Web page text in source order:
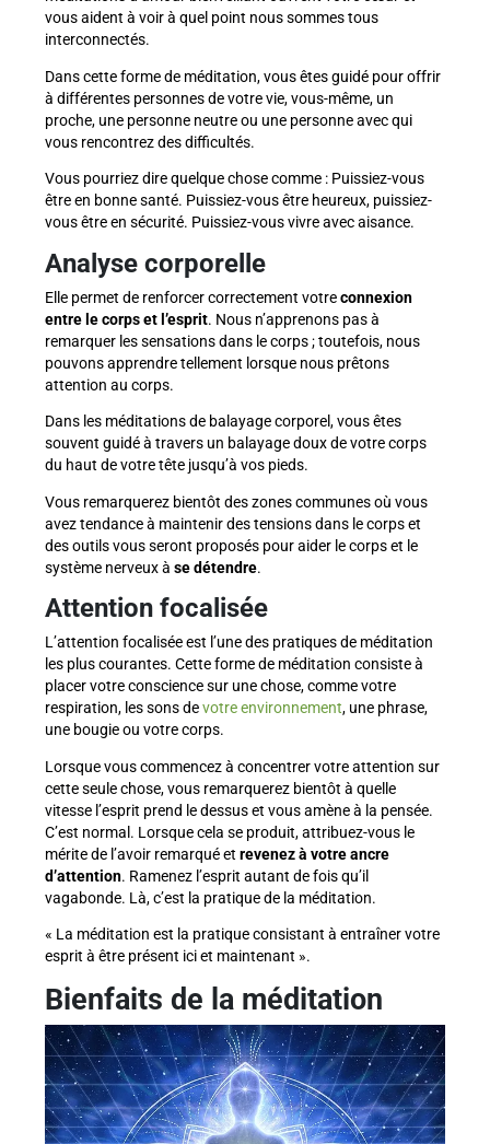
vous aident à voir à quel point nous sommes tous
interconnectés.
Dans cette forme de méditation, vous êtes guidé pour offrir
à différentes personnes de votre vie, vous-même, un
proche, une personne neutre ou une personne avec qui
vous rencontrez des difficultés.
Vous pourriez dire quelque chose comme : Puissiez-vous
être en bonne santé. Puissiez-vous être heureux, puissiez-
vous être en sécurité. Puissiez-vous vivre avec aisance.
Analyse corporelle
Elle permet de renforcer correctement votreconnexion
entre le corps et l’esprit. Nous n’apprenons pas à
remarquer les sensations dans le corps ; toutefois, nous
pouvons apprendre tellement lorsque nous prêtons
attention au corps.
Dans les méditations de balayage corporel, vous êtes
souvent guidé à travers un balayage doux de votre corps
du haut de votre tête jusqu’à vos pieds.
Vous remarquerez bientôt des zones communes où vous
avez tendance à maintenir des tensions dans le corps et
des outils vous seront proposés pour aider le corps et le
système nerveux à se détendre.
Attention focalisée
L’attention focalisée est l’une des pratiques de méditation
les plus courantes. Cette forme de méditation consiste à
placer votre conscience sur une chose, comme votre
respiration, les sons devotre environnement, une phrase,
une bougie ou votre corps.
Lorsque vous commencez à concentrer votre attention sur
cette seule chose, vous remarquerez bientôt à quelle
vitesse l’esprit prend le dessus et vous amène à la pensée.
C’est normal. Lorsque cela se produit, attribuez-vous le
mérite de l’avoir remarqué et revenez à votre ancre
d’attention. Ramenez l’esprit autant de fois qu’il
vagabonde. Là, c’est la pratique de la méditation.
« La méditation est la pratique consistant à entraîner votre
esprit à être présent ici et maintenant ».
Bienfaits de la méditation